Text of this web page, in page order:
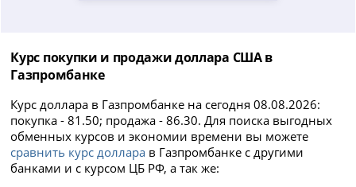
Курс покупки и продажи доллара США в
Газпромбанке
Курс доллара в Газпромбанке на сегодня 08.08.2026:
покупка - 81.50; продажа - 86.30. Для поиска выгодных
обменных курсов и экономии времени вы можете
сравнить курс доллара в Газпромбанке с другими
банками и с курсом ЦБ РФ, а так же: